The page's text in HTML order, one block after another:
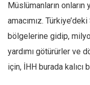
Müslümanların
amacımız.
bölgelerine gidip,
yardımı götürürler ve
için, İHH burada